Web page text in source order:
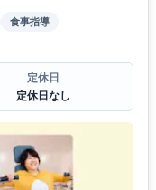
食事指導
定休日
定休日なし